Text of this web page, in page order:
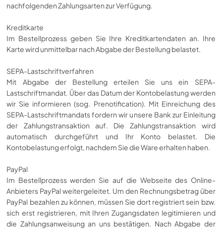
nachfolgenden Zahlungsarten zur Verfügung.
Kreditkarte
Im Bestellprozess geben Sie Ihre Kreditkartendaten an. Ihre
Karte wird unmittelbar nach Abgabe der Bestellung belastet.
SEPA-Lastschriftverfahren
Mit Abgabe der Bestellung erteilen Sie uns ein SEPA-
Lastschriftmandat. Über das Datum der Kontobelastung werden
wir Sie informieren (sog. Prenotification). Mit Einreichung des
SEPA-Lastschriftmandats fordern wir unsere Bank zur Einleitung
der Zahlungstransaktion auf. Die Zahlungstransaktion wird
automatisch durchgeführt und Ihr Konto belastet. Die
Kontobelastung erfolgt, nachdem Sie die Ware erhalten haben.
PayPal
Im Bestellprozess werden Sie auf die Webseite des Online-
Anbieters PayPal weitergeleitet. Um den Rechnungsbetrag über
PayPal bezahlen zu können, müssen Sie dort registriert sein bzw.
sich erst registrieren, mit Ihren Zugangsdaten legitimieren und
die Zahlungsanweisung an uns bestätigen. Nach Abgabe der